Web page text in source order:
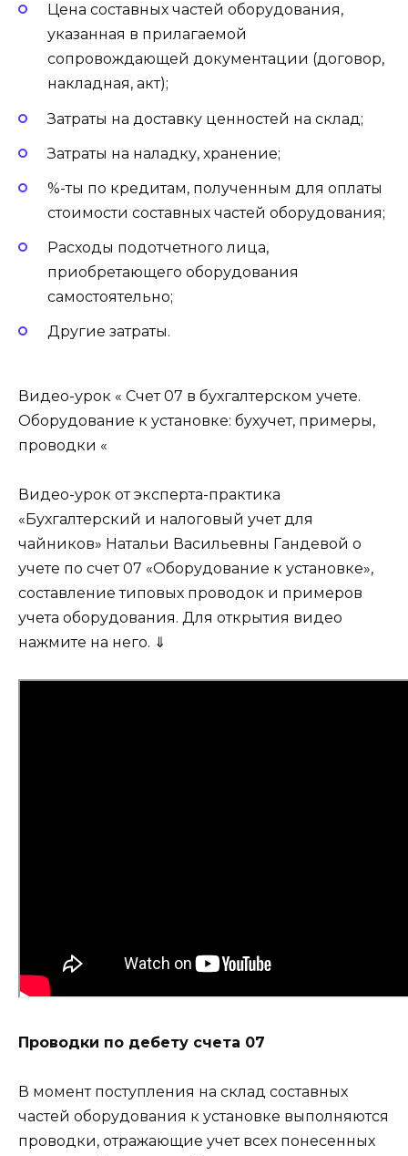
Цена составных частей оборудования,
указанная в прилагаемой
сопровождающей документации (договор,
накладная, акт);
Затраты на доставку ценностей на склад;
Затраты на наладку, хранение;
%-ты по кредитам, полученным для оплаты
стоимости составных частей оборудования;
Расходы подотчетного лица,
приобретающего оборудования
самостоятельно;
Другие затраты.
Видео-урок « Счет 07 в бухгалтерском учете.
Оборудование к установке: бухучет, примеры,
проводки «
Видео-урок от эксперта-практика
«Бухгалтерский и налоговый учет для
чайников» Натальи Васильевны Гандевой о
учете по счет 07 «Оборудование к установке»,
составление типовых проводок и примеров
учета оборудования. Для открытия видео
нажмите на него. ⇓
Проводки по дебету счета 07
В момент поступления на склад составных
частей оборудования к установке выполняются
проводки, отражающие учет всех понесенных